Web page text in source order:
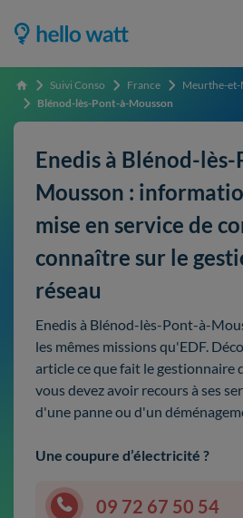
Accueil Suivi Conso France
Meurthe-et-
Blénod-lès-Pont-à-Mousson
Enedis à Blénod-
Mousson :
mise en service de
connaître sur le
réseau
Enedis à Blénod-lès-Pont-à-
les mêmes missions qu'EDF.
article ce que fait le gestionnaire
vous devez avoir recours à ses
d'une panne ou d'un
Une coupure d’électricité ?
09 72 67 50 54